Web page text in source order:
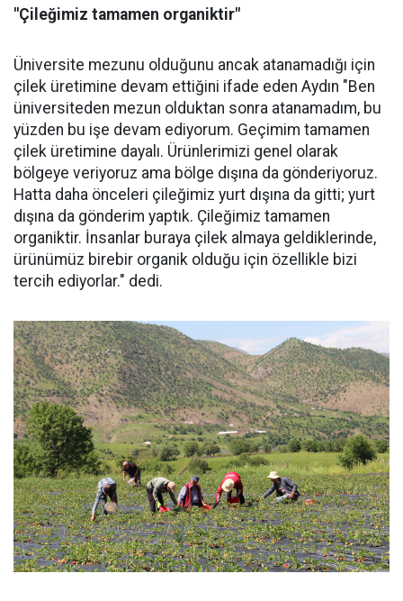
"Çileğimiz tamamen organiktir"
Üniversite mezunu olduğunu ancak atanamadığı için
çilek üretimine devam ettiğini ifade eden Aydın "Ben
üniversiteden mezun olduktan sonra atanamadım, bu
yüzden bu işe devam ediyorum. Geçimim tamamen
çilek üretimine dayalı. Ürünlerimizi genel olarak
bölgeye veriyoruz ama bölge dışına da gönderiyoruz.
Hatta daha önceleri çileğimiz yurt dışına da gitti; yurt
dışına da gönderim yaptık. Çileğimiz tamamen
organiktir. İnsanlar buraya çilek almaya geldiklerinde,
ürünümüz birebir organik olduğu için özellikle bizi
tercih ediyorlar." dedi.